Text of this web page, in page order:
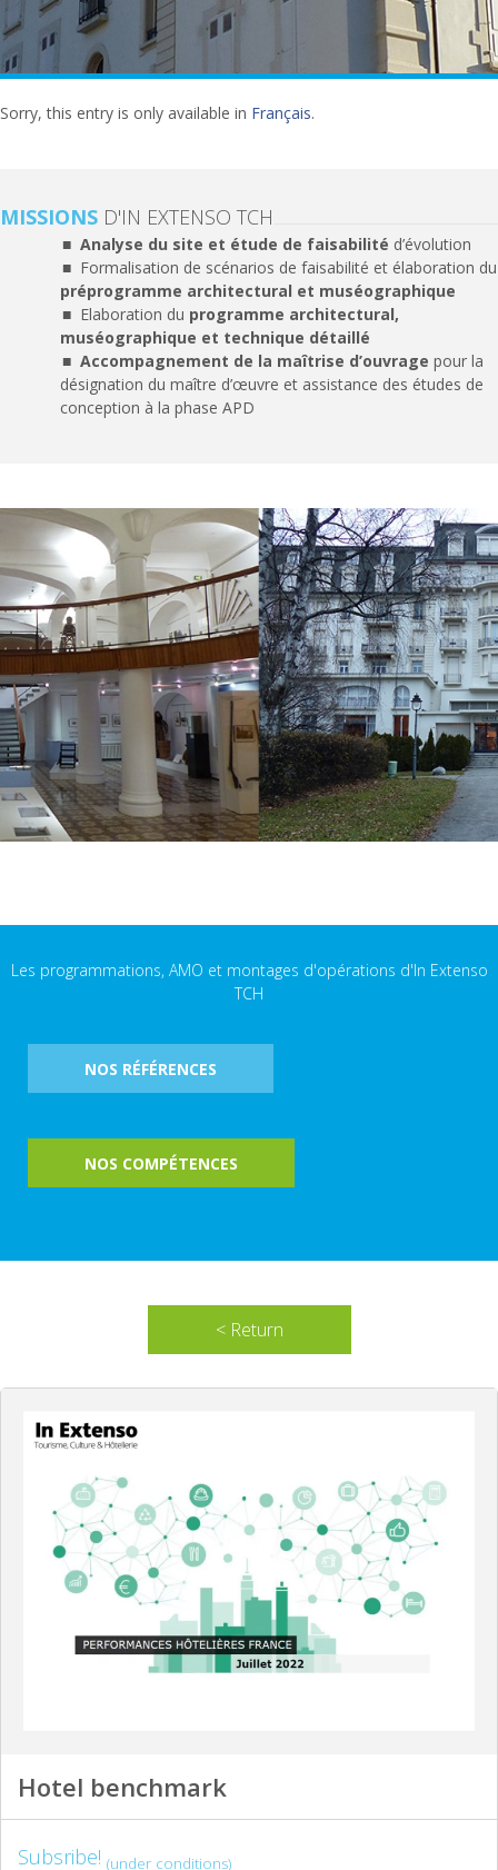
Sorry, this entry is only available in Français.
MISSIONS D'IN EXTENSO TCH
Analyse du site et étude de faisabilité d’évolution
Formalisation de scénarios de faisabilité et élaboration du
préprogramme architectural et muséographique
Elaboration du programme architectural,
muséographique et technique détaillé
Accompagnement de la maîtrise d’ouvrage pour la
désignation du maître d’œuvre et assistance des études de
conception à la phase APD
Les programmations, AMO et montages d'opérations d'In Extenso
TCH
NOS RÉFÉRENCES
NOS COMPÉTENCES
< Return
Hotel benchmark
Subsribe! (under conditions)